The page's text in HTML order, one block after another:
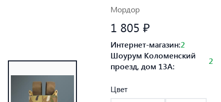
Мордор
1 805 ₽
Интернет-магазин:2
Шоурум Коломенский
проезд, дом 13А:
2
Цвет